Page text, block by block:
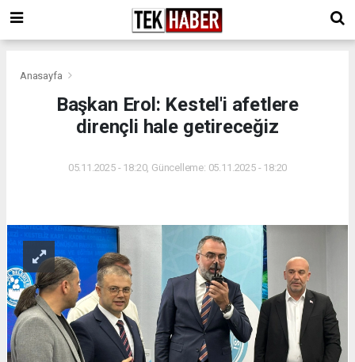
Anasayfa
Başkan Erol: Kestel'i afetlere
dirençli hale getireceğiz
05.11.2025 - 18:20, Güncelleme: 05.11.2025 - 18:20